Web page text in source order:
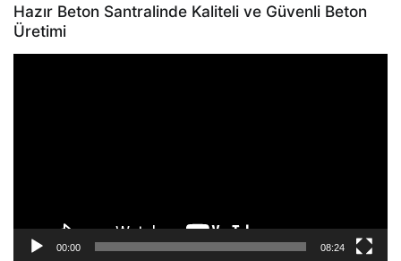
Hazır Beton Santralinde Kaliteli ve Güvenli Beton
Üretimi
00:00 08:24